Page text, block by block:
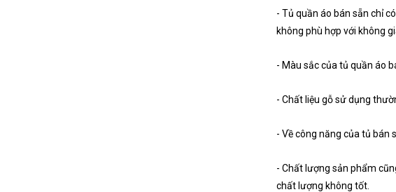
- Tủ quần áo bán sẵn chỉ
không phù hợp với không
- Màu sắc của tủ quần áo
- Chất liệu gỗ sử dụng
- Về công năng của tủ
- Chất lượng sản phẩm
chất lượng không tốt.